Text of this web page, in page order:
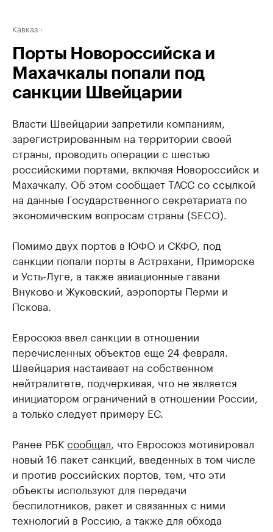
Кавказ
Порты Новороссийска и
Махачкалы попали под
санкции Швейцарии
Власти Швейцарии запретили компаниям,
зарегистрированным на территории своей
страны, проводить операции с шестью
российскими портами, включая Новороссийск и
Махачкалу. Об этом сообщает ТАСС со ссылкой
на данные Государственного секретариата по
экономическим вопросам страны (SECO).
Помимо двух портов в ЮФО и СКФО, под
санкции попали порты в Астрахани, Приморске
и Усть-Луге, а также авиационные гавани
Внуково и Жуковский, аэропорты Перми и
Пскова.
Евросоюз ввел санкции в отношении
перечисленных объектов еще 24 февраля.
Швейцария настаивает на собственном
нейтралитете, подчеркивая, что не является
инициатором ограничений в отношении России,
а только следует примеру ЕС.
Ранее РБКсообщал , что Евросоюз мотивировал
новый 16 пакет санкций, введенных в том числе
и против российских портов, тем, что эти
объекты используют для передачи
беспилотников, ракет и связанных с ними
технологий в Россию, а также для обхода